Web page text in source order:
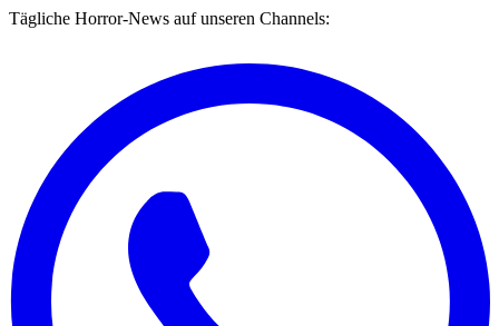
Tägliche Horror-News auf unseren Channels: